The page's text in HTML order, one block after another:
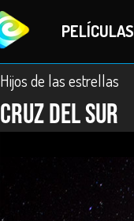
PELÍCULAS
Hijos de las estrellas
Cruz del Sur